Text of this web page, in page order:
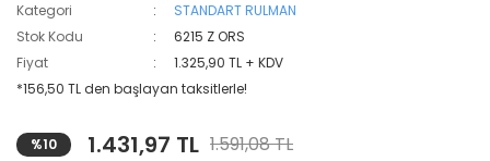
Kategori
STANDART RULMAN
Stok Kodu
6215 Z ORS
Fiyat
1.325,90 TL + KDV
*156,50 TL den başlayan taksitlerle!
%10 1.431,97 TL 1.591,08 TL